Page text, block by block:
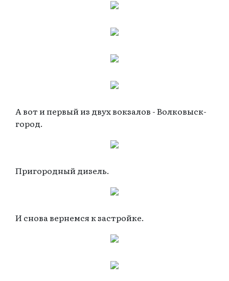
А вот и первый из двух вокзалов - Волковыск-
город.
Пригородный дизель.
И снова вернемся к застройке.